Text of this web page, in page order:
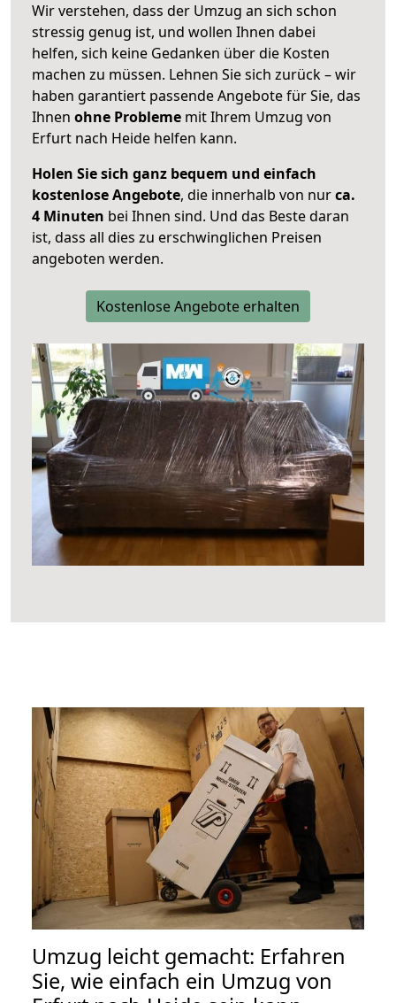
Wir verstehen, dass der Umzug an sich schon
stressig genug ist, und wollen Ihnen dabei
helfen, sich keine Gedanken über die Kosten
machen zu müssen. Lehnen Sie sich zurück – wir
haben garantiert passende Angebote für Sie, das
Ihnen ohne Probleme mit Ihrem Umzug von
Erfurt nach Heide helfen kann.
Holen Sie sich ganz bequem und einfach
kostenlose Angebote, die innerhalb von nurca.
4 Minuten bei Ihnen sind. Und das Beste daran
ist, dass all dies zu erschwinglichen Preisen
angeboten werden.
Kostenlose Angebote erhalten
Umzug leicht gemacht: Erfahren
Sie, wie einfach ein Umzug von